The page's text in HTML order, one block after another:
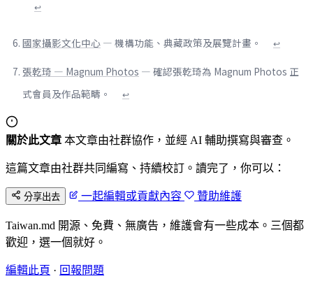
↩
國家攝影文化中心 — 機構功能、典藏政策及展覽計畫。 ↩
張乾琦 — Magnum Photos — 確認張乾琦為 Magnum Photos 正
式會員及作品範疇。
↩
關於此文章 本文章由社群協作，並經 AI 輔助撰寫與審查。
這篇文章由社群共同編寫、持續校訂。讀完了，你可以：
分享出去 一起編輯或貢獻內容 贊助維護
Taiwan.md 開源、免費、無廣告，維護會有一些成本。三個都
歡迎，選一個就好。
編輯此頁 · 回報問題